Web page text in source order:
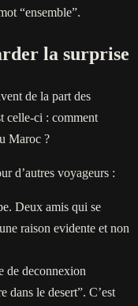
“ensemble”.
la surprise
de la part des
celle-ci : comment
Maroc ?
d’autres voyageurs :
Deux amis qui se
raison evidente et non
de deconnexion
dans le desert”. C’est